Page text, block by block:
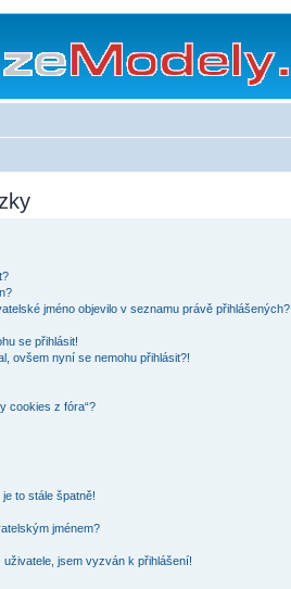
jméno objevilo v seznamu právě přihlášených?
se přihlásit!
ovšem nyní se nemohu přihlásit?!
cookies z fóra“?
to stále špatně!
jménem?
jsem vyzván k přihlášení!